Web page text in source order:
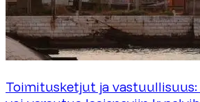
Toimitusketjut ja